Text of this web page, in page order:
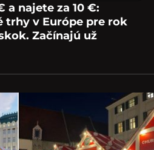
a najete za 10 €:
trhy v Európe pre rok
Začínajú už